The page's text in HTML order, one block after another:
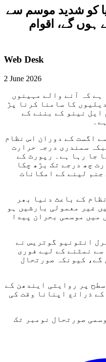
کو شدید موسم سے
ہوں گے، اقوام
Web Desk
2 June 2026
ہے کہ آنے والے مہینوں
کا سامنا کرنا پڑ
ایل نینو کے بننے کے
اگست کے دوران اس نظام
سمندری درجہ حرارت
جا رہا ہے۔ رپورٹ کے
چھ درجے تک بڑھ چکا
جنم لینے کے امکانات
کے باعث دنیا بھر
غیر معمولی بارشیں ہو
میں موسمی بحران پیدا
انتونیو گوتریس نے
نمٹنے کے لیے فوری
گے، کیونکہ صورتحال
پر روایتی ایندھن کے
ذرائع اپنانا وقت کی
صورتحال نومبر تک